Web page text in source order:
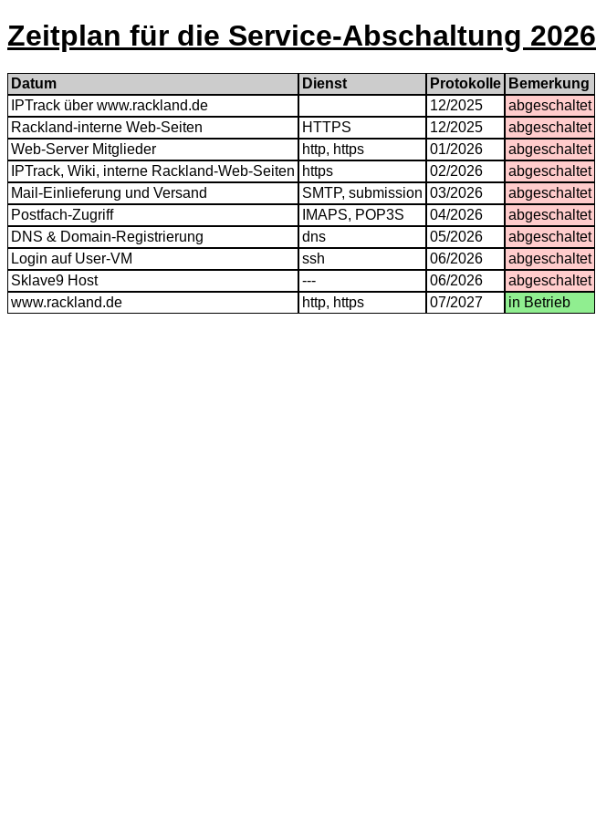
Zeitplan für die Service-Abschaltung 2026
Datum Dienst Protokolle
Bemerkung
IPTrack über www.rackland.de
12/2025
abgeschaltet
Rackland-interne Web-Seiten
HTTPS 12/2025
abgeschaltet
Web-Server Mitglieder
http, https 01/2026
abgeschaltet
IPTrack, Wiki, interne Rackland-Web-Seiten
https 02/2026
abgeschaltet
Mail-Einlieferung und Versand
SMTP, submission 03/2026
abgeschaltet
Postfach-Zugriff
IMAPS, POP3S 04/2026
abgeschaltet
DNS & Domain-Registrierung
dns 05/2026
abgeschaltet
Login auf User-VM
ssh 06/2026
abgeschaltet
Sklave9 Host
--- 06/2026
abgeschaltet
www.rackland.de
http, https 07/2027 in Betrieb